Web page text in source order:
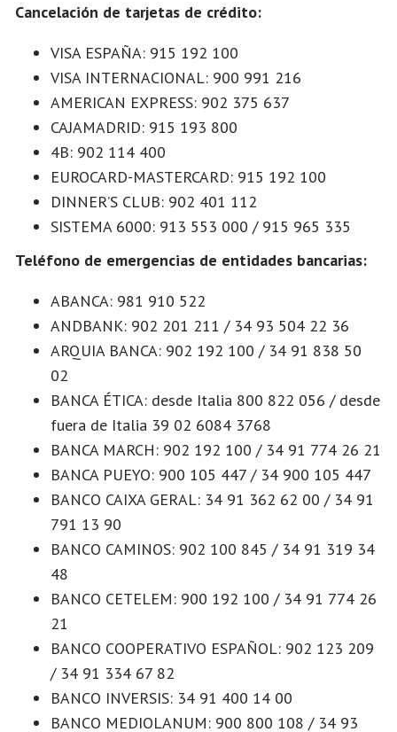
Cancelación de tarjetas de crédito:
VISA ESPAÑA: 915 192 100
VISA INTERNACIONAL: 900 991 216
AMERICAN EXPRESS: 902 375 637
CAJAMADRID: 915 193 800
4B: 902 114 400
EUROCARD-MASTERCARD: 915 192 100
DINNER’S CLUB: 902 401 112
SISTEMA 6000: 913 553 000 / 915 965 335
Teléfono de emergencias de entidades bancarias:
ABANCA: 981 910 522
ANDBANK: 902 201 211 / 34 93 504 22 36
ARQUIA BANCA: 902 192 100 / 34 91 838 50
02
BANCA ÉTICA: desde Italia 800 822 056 / desde
fuera de Italia 39 02 6084 3768
BANCA MARCH: 902 192 100 / 34 91 774 26 21
BANCA PUEYO: 900 105 447 / 34 900 105 447
BANCO CAIXA GERAL: 34 91 362 62 00 / 34 91
791 13 90
BANCO CAMINOS: 902 100 845 / 34 91 319 34
48
BANCO CETELEM: 900 192 100 / 34 91 774 26
21
BANCO COOPERATIVO ESPAÑOL: 902 123 209
/ 34 91 334 67 82
BANCO INVERSIS: 34 91 400 14 00
BANCO MEDIOLANUM: 900 800 108 / 34 93